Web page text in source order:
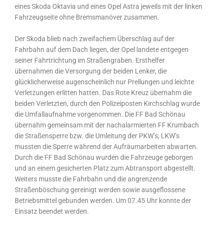
eines Skoda Oktavia und eines Opel Astra jeweils mit der linken
Fahrzeugseite ohne Bremsmanöver zusammen.
Der Skoda blieb nach zweifachem Überschlag auf der
Fahrbahn auf dem Dach liegen, der Opel landete entgegen
seiner Fahrtrichtung im Straßengraben. Ersthelfer
übernahmen die Versorgung der beiden Lenker, die
glücklicherweise augenscheinlich nur Prellungen und leichte
Verletzungen erlitten hatten. Das Rote Kreuz übernahm die
beiden Verletzten, durch den Polizeiposten Kirchschlag wurde
die Umfallaufnahme vorgenommen. Die FF Bad Schönau
übernahm gemeinsam mit der nachalarmierten FF Krumbach
die Straßensperre bzw. die Umleitung der PKW’s; LKW’s
mussten die Sperre während der Aufräumarbeiten abwarten.
Durch die FF Bad Schönau wurden die Fahrzeuge geborgen
und an einem gesicherten Platz zum Abtransport abgestellt.
Weiters musste die Fahrbahn und die angrenzende
Straßenböschung gereinigt werden sowie ausgeflossene
Betriebsmittel gebunden werden. Um 07.45 Uhr konnte der
Einsatz beendet werden.